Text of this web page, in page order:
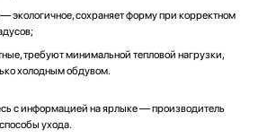
экологичное, сохраняет форму при корректном
требуют минимальной тепловой нагрузки,
холодным обдувом.
с информацией на ярлыке — производитель
ухода.